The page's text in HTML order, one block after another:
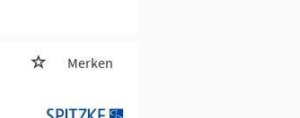
Merken